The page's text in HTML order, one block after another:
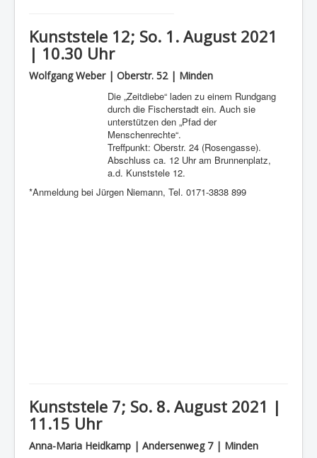
Kunststele 12; So. 1. August 2021
| 10.30 Uhr
Wolfgang Weber | Oberstr. 52 | Minden
Die „Zeitdiebe“ laden zu einem Rundgang
durch die Fischerstadt ein. Auch sie
unterstützen den „Pfad der
Menschenrechte“.
Treffpunkt: Oberstr. 24 (Rosengasse).
Abschluss ca. 12 Uhr am Brunnenplatz,
a.d. Kunststele 12.
*Anmeldung bei Jürgen Niemann, Tel. 0171-3838 899
Kunststele 7; So. 8. August 2021 |
11.15 Uhr
Anna-Maria Heidkamp | Andersenweg 7 | Minden